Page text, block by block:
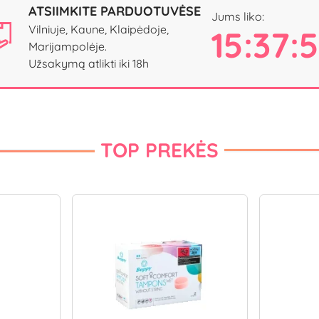
ATSIIMKITE PARDUOTUVĖSE
Vilniuje, Kaune, Klaipėdoje,
Marijampolėje.
Užsakymą atlikti iki 18h
Jums liko:
TOP PREKĖS